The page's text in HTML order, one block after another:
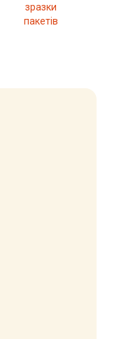
зразки
пакетів